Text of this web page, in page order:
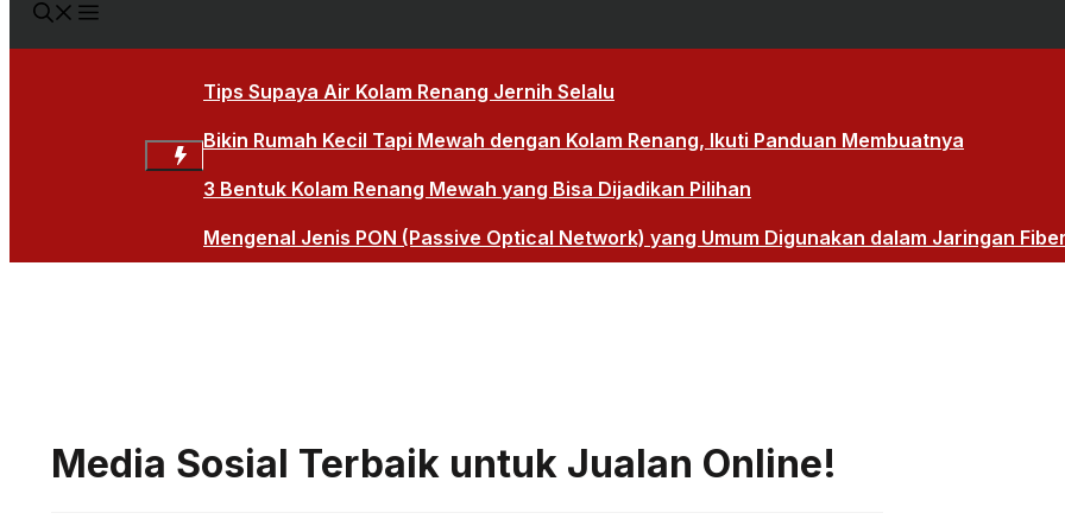
Tips Supaya Air Kolam Renang Jernih Selalu
Bikin Rumah Kecil Tapi Mewah dengan Kolam Renang, Ikuti Panduan Membuatnya
3 Bentuk Kolam Renang Mewah yang Bisa Dijadikan Pilihan
Mengenal Jenis PON (Passive Optical Network) yang Umum Digunakan dalam Jaringan
Media Sosial Terbaik untuk Jualan Online!